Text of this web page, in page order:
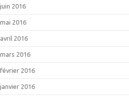
juin 2016
mai 2016
avril 2016
mars 2016
février 2016
janvier 2016